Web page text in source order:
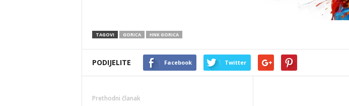
TAGOVI GORICA HNK GORICA
PODIJELITE Facebook Twitter
Prethodni članak